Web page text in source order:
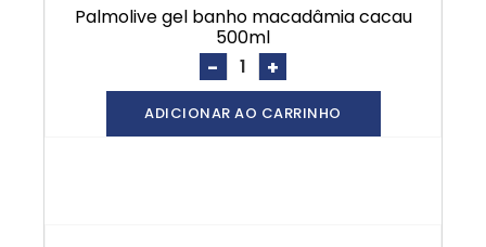
palmolive gel banho macadâmia cacau
500ml
- +
ADICIONAR AO CARRINHO